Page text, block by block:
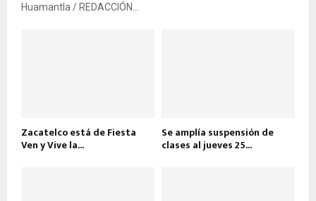
Huamantla / REDACCIÓN...
Zacatelco está de Fiesta
Ven y Vive la...
Se amplía suspensión de
clases al jueves 25...